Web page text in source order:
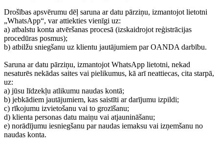
Drošības apsvērumu dēļ saruna ar datu pārziņu, izmantojot lietotni
„WhatsApp“, var attiekties vienīgi uz:
a) atbalstu konta atvēršanas procesā (izskaidrojot reģistrācijas
procedūras posmus);
b) atbilžu sniegšanu uz klientu jautājumiem par OANDA darbību.
Saruna ar datu pārziņu, izmantojot WhatsApp lietotni, nekad
nesaturēs nekādas saites vai pielikumus, kā arī neattiecas, cita starpā,
uz:
a) jūsu līdzekļu atlikumu naudas kontā;
b) jebkādiem jautājumiem, kas saistīti ar darījumu izpildi;
c) rīkojumu izvietošanu vai to grozīšanu;
d) klienta personas datu maiņu vai atjaunināšanu;
e) norādījumu iesniegšanu par naudas iemaksu vai izņemšanu no
naudas konta.